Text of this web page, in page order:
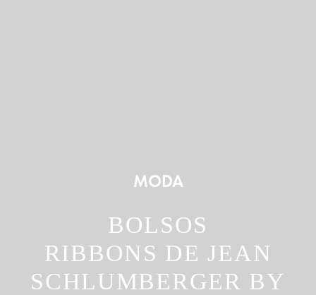
MODA
BOLSOS
RIBBONS DE JEAN
SCHLUMBERGER BY